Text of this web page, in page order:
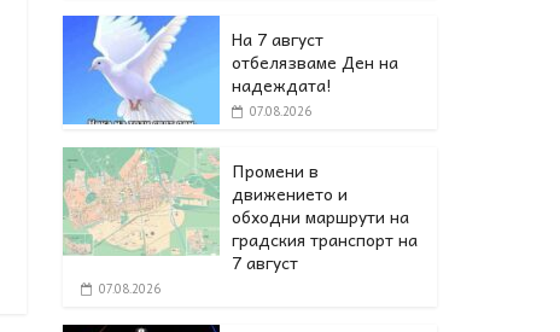
На 7 август
отбелязваме Ден на
надеждата!
07.08.2026
Промени в
движението и
обходни маршрути на
градския транспорт на
7 август
07.08.2026